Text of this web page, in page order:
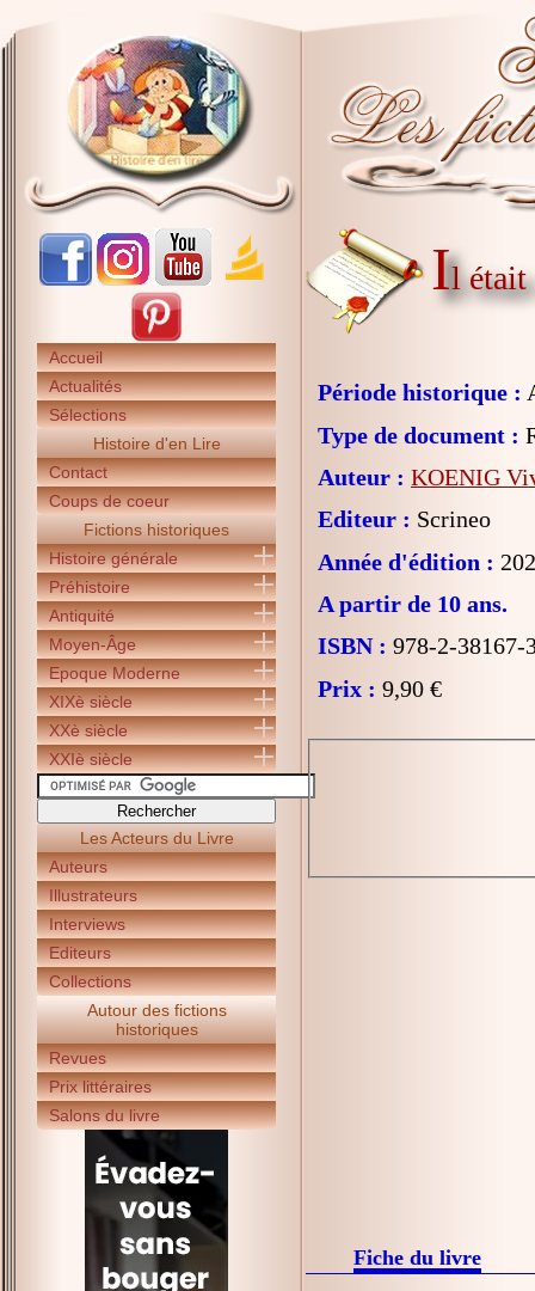
Accueil
Actualités
Sélections
Histoire d'en Lire
Contact
Coups de coeur
Fictions historiques
Histoire générale
Préhistoire
Antiquité
Moyen-Âge
Epoque Moderne
XIXè siècle
XXè siècle
XXIè siècle
Les Acteurs du Livre
Auteurs
Illustrateurs
Interviews
Editeurs
Collections
Autour des fictions
historiques
Revues
Prix littéraires
Salons du livre
Il était
Période historique :
Type de document :
Auteur : KOENIG
Editeur : Scrineo
Année d'édition :
A partir de 10 ans.
ISBN : 978-2-38167-
Prix : 9,90 €
Fiche du livre